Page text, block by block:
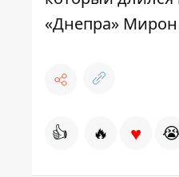
«Днепра»
👍 🔥 ♥